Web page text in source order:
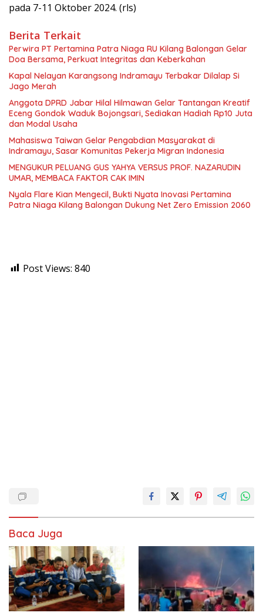
pada 7-11 Oktober 2024. (rls)
Berita Terkait
Perwira PT Pertamina Patra Niaga RU Kilang Balongan Gelar
Doa Bersama, Perkuat Integritas dan Keberkahan
Kapal Nelayan Karangsong Indramayu Terbakar Dilalap Si
Jago Merah
Anggota DPRD Jabar Hilal Hilmawan Gelar Tantangan Kreatif
Eceng Gondok Waduk Bojongsari, Sediakan Hadiah Rp10 Juta
dan Modal Usaha
Mahasiswa Taiwan Gelar Pengabdian Masyarakat di
Indramayu, Sasar Komunitas Pekerja Migran Indonesia
MENGUKUR PELUANG GUS YAHYA VERSUS PROF. NAZARUDIN
UMAR, MEMBACA FAKTOR CAK IMIN
Nyala Flare Kian Mengecil, Bukti Nyata Inovasi Pertamina
Patra Niaga Kilang Balongan Dukung Net Zero Emission 2060
Post Views: 840
Baca Juga